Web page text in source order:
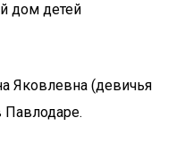
дом детей
Яковлевна (девичья